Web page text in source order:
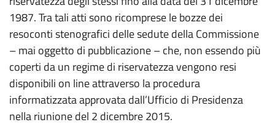
1987. Tra tali atti sono ricomprese le bozze dei
resoconti stenografici delle sedute della Commissione
– mai oggetto di pubblicazione – che, non essendo più
coperti da un regime di riservatezza vengono resi
disponibili on line attraverso la procedura
informatizzata approvata dall’Ufficio di Presidenza
nella riunione del 2 dicembre 2015.